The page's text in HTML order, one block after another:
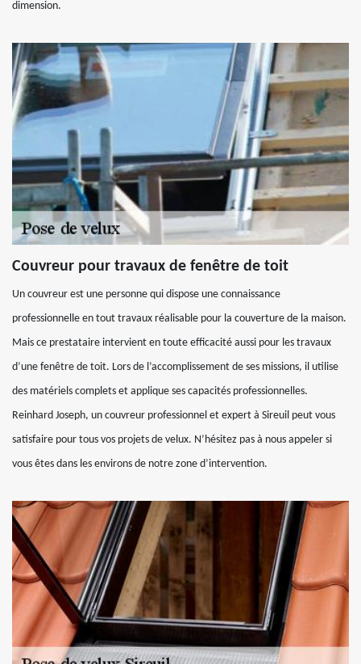
dimension.
Couvreur pour travaux de fenêtre de toit
Un couvreur est une personne qui dispose une connaissance
professionnelle en tout travaux réalisable pour la couverture de la maison.
Mais ce prestataire intervient en toute efficacité aussi pour les travaux
d’une fenêtre de toit. Lors de l’accomplissement de ses missions, il utilise
des matériels complets et applique ses capacités professionnelles.
Reinhard Joseph, un couvreur professionnel et expert à Sireuil peut vous
satisfaire pour tous vos projets de velux. N’hésitez pas à nous appeler si
vous êtes dans les environs de notre zone d’intervention.